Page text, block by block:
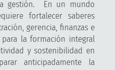
En un mundo
fortalecer saberes
gerencia, finanzas e
la formación integral
y sostenibilidad en
anticipadamente la